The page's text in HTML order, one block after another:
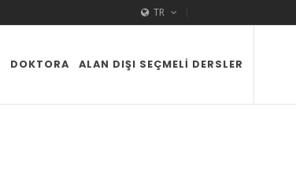
TR
DOKTORA ALAN DIŞI SEÇMELI DERSLER